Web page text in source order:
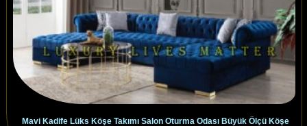
Mavi Kadife Lüks Köşe Takımı Salon Oturma Odası Büyük Ölçü Köşe